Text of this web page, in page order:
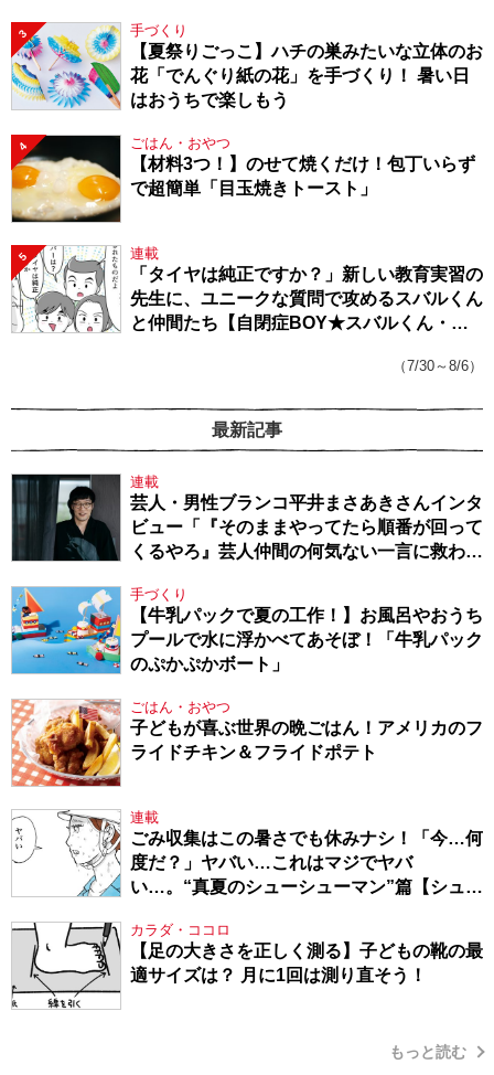
3 手づくり
【夏祭りごっこ】ハチの巣みたいな立体のお
花「でんぐり紙の花」を手づくり！ 暑い日
はおうちで楽しもう
4 ごはん・おやつ
【材料3つ！】のせて焼くだけ！包丁いらず
で超簡単「目玉焼きトースト」
5 連載
「タイヤは純正ですか？」新しい教育実習の
先生に、ユニークな質問で攻めるスバルくん
と仲間たち【自閉症BOY★スバルくん・
（7/30～8/6）
最新記事
連載
芸人・男性ブランコ平井まさあきさんインタ
ビュー「『そのままやってたら順番が回って
くるやろ』芸人仲間の何気ない一言に救われ
手づくり
【牛乳パックで夏の工作！】お風呂やおうち
プールで水に浮かべてあそぼ！「牛乳パック
のぷかぷかボート」
ごはん・おやつ
子どもが喜ぶ世界の晩ごはん！アメリカのフ
ライドチキン＆フライドポテト
連載
ごみ収集はこの暑さでも休みナシ！「今…何
度だ？」ヤバい…これはマジでヤバ
い…。“真夏のシューシューマン”篇【シュー
カラダ・ココロ
【足の大きさを正しく測る】子どもの靴の最
適サイズは？ 月に1回は測り直そう！
もっと読む